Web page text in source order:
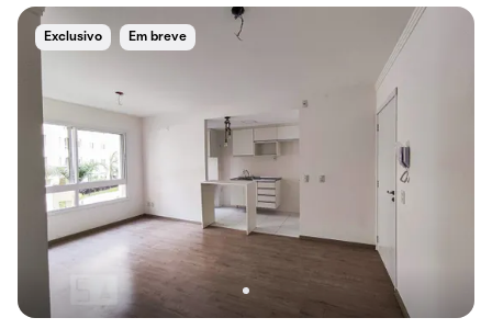
Exclusivo Em breve